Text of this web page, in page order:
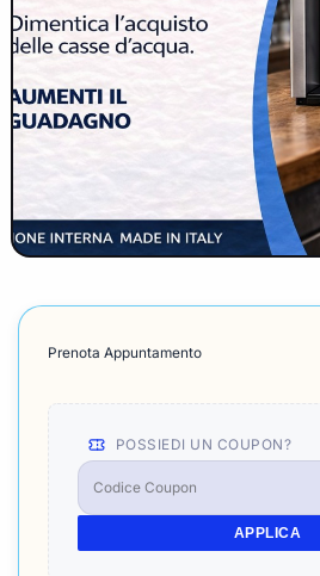
Prenota Appuntamento
POSSIEDI UN COUPON?
APPLICA